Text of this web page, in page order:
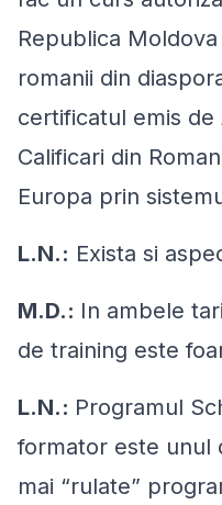
Republica
romanii din
certificatul emis
Calificari din
Europa prin
L.N.: Exista si
M.D.: In ambele
de training este
L.N.: Programul
formator este unul
mai “rulate”